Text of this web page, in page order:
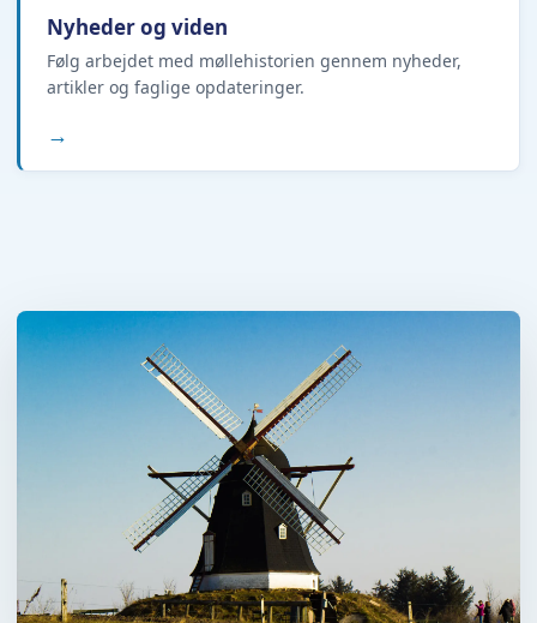
Nyheder og viden
Følg arbejdet med møllehistorien gennem nyheder,
artikler og faglige opdateringer.
→